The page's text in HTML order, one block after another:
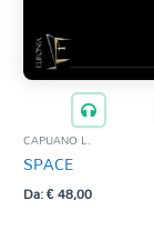
CAPUANO L.
SPACE
Da:€48,00